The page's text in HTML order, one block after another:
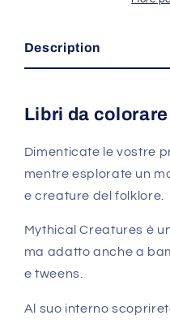
del
folklore
folklore
Description
Libri da
Dimenticate le vostre
mentre esplorate un
e creature del folklore.
Mythical Creatures è
ma adatto anche a
e tweens.
Al suo interno